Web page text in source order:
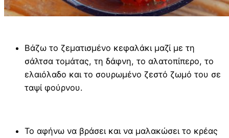
Βάζω το ζεματισμένο κεφαλάκι μαζί με τη
σάλτσα τομάτας, τη δάφνη, το αλατοπίπερο, το
ελαιόλαδο και το σουρωμένο ζεστό ζωμό του σε
ταψί φούρνου.
Το αφήνω να βράσει και να μαλακώσει το κρέας